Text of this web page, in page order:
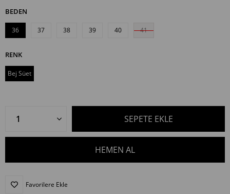
BEDEN
36 37 38 39 40 41
RENK
Bej Süet
Favorilere Ekle